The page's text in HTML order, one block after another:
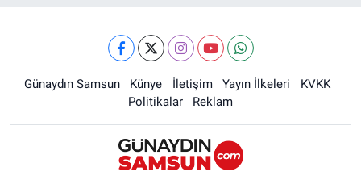
Günaydın Samsun Künye İletişim Yayın İlkeleri
KVKK
Politikalar
Reklam